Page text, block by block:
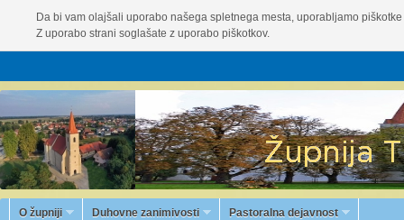
Da bi vam olajšali uporabo našega spletnega mesta, uporabljamo
Z uporabo strani soglašate z uporabo piškotkov.
O župniji Duhovne zanimivosti Pastoralna dejavnost